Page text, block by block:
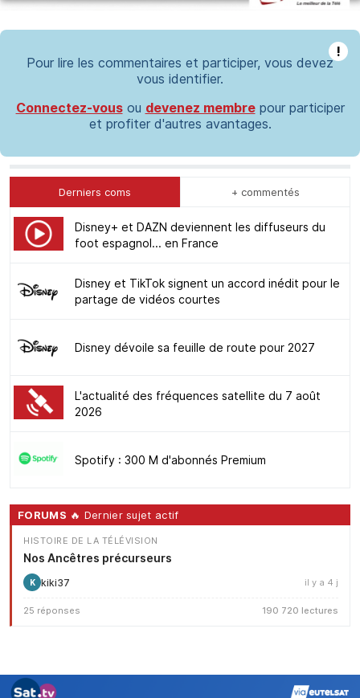
!
Pour lire les commentaires et participer, vous devez
vous identifier.
Connectez-vousou devenez membrepour participer
et profiter d'autres avantages.
Derniers coms + commentés
Disney+ et DAZN deviennent les diffuseurs du
foot espagnol... en France
Disney et TikTok signent un accord inédit pour le
partage de vidéos courtes
Disney dévoile sa feuille de route pour 2027
L'actualité des fréquences satellite du 7 août
2026
Spotify : 300 M d'abonnés Premium
FORUMS 🔥 Dernier sujet actif
HISTOIRE DE LA TÉLÉVISION
Nos Ancêtres précurseurs
K kiki37 il y a 4 j
25 réponses 190 720 lectures